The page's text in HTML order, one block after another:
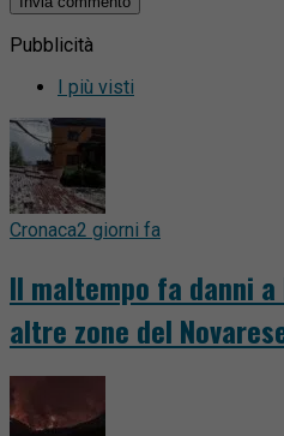
Pubblicità
I più visti
Cronaca2 giorni fa
Il maltempo fa danni a
altre zone del